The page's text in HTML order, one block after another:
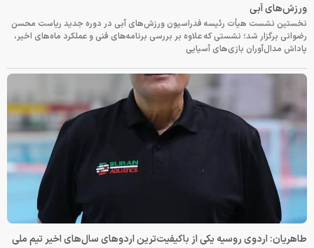
ورزش‌های آبی
نخستین نشست هیأت رئیسه فدراسیون ورزش‌های آبی در دوره جدید ریاست محسن
رضوانی برگزار شد؛ نشستی که علاوه بر بررسی برنامه‌های فنی و عملکرد ماه‌های اخیر،
پاداش مدال‌آوران بازی‌های آسیایی
طاهریان: اردوی روسیه یکی از باکیفیت‌ترین اردوهای سال‌های اخیر تیم ملی